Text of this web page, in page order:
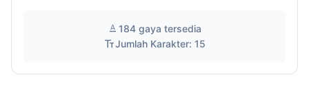
text_format 184 gaya tersedia
text_fieldsJumlah Karakter: 15